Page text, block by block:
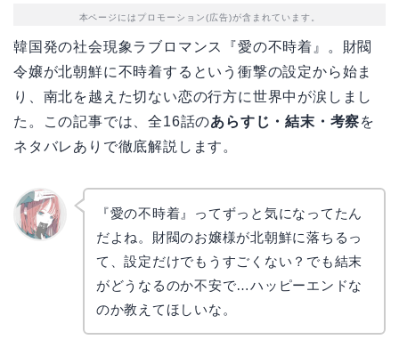
本ページにはプロモーション(広告)が含まれています。
韓国発の社会現象ラブロマンス『愛の不時着』。財閥
令嬢が北朝鮮に不時着するという衝撃の設定から始ま
り、南北を越えた切ない恋の行方に世界中が涙しまし
た。この記事では、全16話のあらすじ・結末・考察を
ネタバレありで徹底解説します。
『愛の不時着』ってずっと気になってたん
だよね。財閥のお嬢様が北朝鮮に落ちるっ
て、設定だけでもうすごくない？でも結末
がどうなるのか不安で…ハッピーエンドな
のか教えてほしいな。